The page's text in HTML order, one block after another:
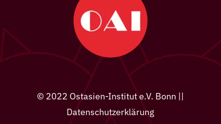
© 2022 Ostasien-Institut e.V. Bonn ||
Datenschutzerklärung